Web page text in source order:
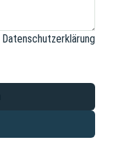
Datenschutzerklärung